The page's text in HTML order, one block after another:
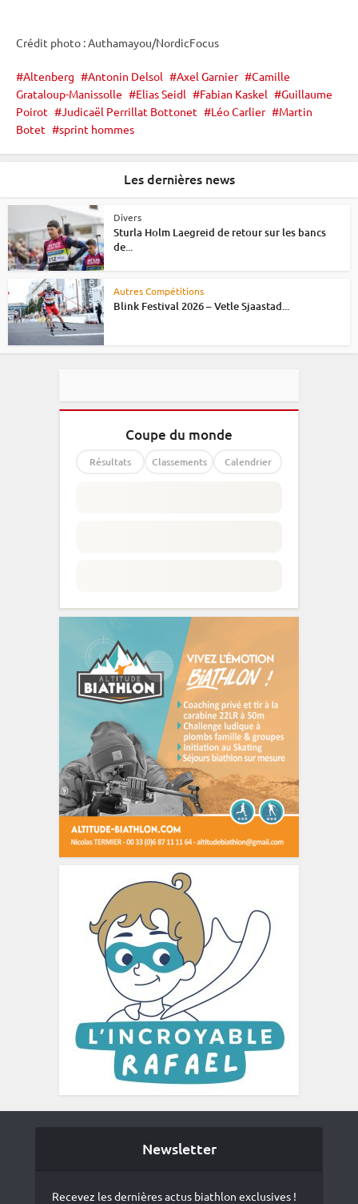
Crédit photo : Authamayou/NordicFocus
Altenberg Antonin Delsol Axel Garnier
Camille
Grataloup-Manissolle
Elias Seidl Fabian Kaskel
Guillaume
Poirot
Judicaël Perrillat Bottonet Léo Carlier
Martin
Botet
sprint hommes
Les dernières news
Divers
Sturla Holm Laegreid de retour sur les bancs
de...
Autres Compétitions
Blink Festival 2026 – Vetle Sjaastad...
Coupe du monde
Résultats Classements Calendrier
Newsletter
Recevez les dernières actus biathlon exclusives !